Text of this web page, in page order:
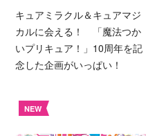
キュアミラクル＆キュアマジ
カルに会える！ 「魔法つか
いプリキュア！」10周年を記
念した企画がいっぱい！
NEW